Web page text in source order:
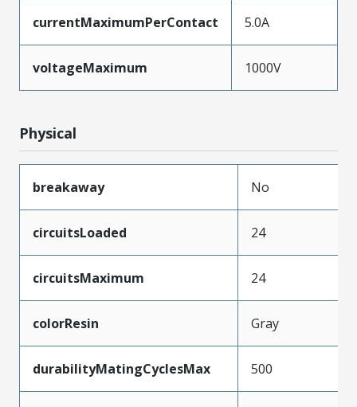
currentMaximumPerContact 5.0A
voltageMaximum 1000V
Physical
breakaway No
circuitsLoaded 24
circuitsMaximum 24
colorResin Gray
durabilityMatingCyclesMax 500